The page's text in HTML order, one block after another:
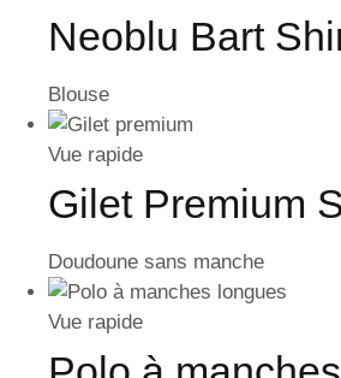
Neoblu Bart
Blouse
Vue rapide
Gilet Premium
Doudoune sans manche
Vue rapide